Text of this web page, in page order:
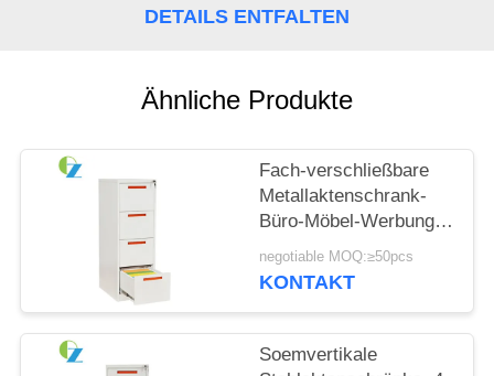
PRIVACY
DETAILS ENTFALTEN
Ähnliche Produkte
Fach-verschließbare
Metallaktenschrank-
Büro-Möbel-Werbung
der Vertikalen-4
negotiable MOQ:≥50pcs
KONTAKT
Soemvertikale